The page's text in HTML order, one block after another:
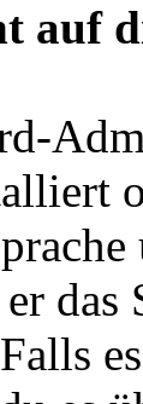
auf
das